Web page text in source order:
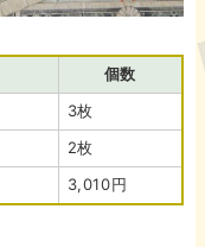
個数
3枚
2枚
3,010円